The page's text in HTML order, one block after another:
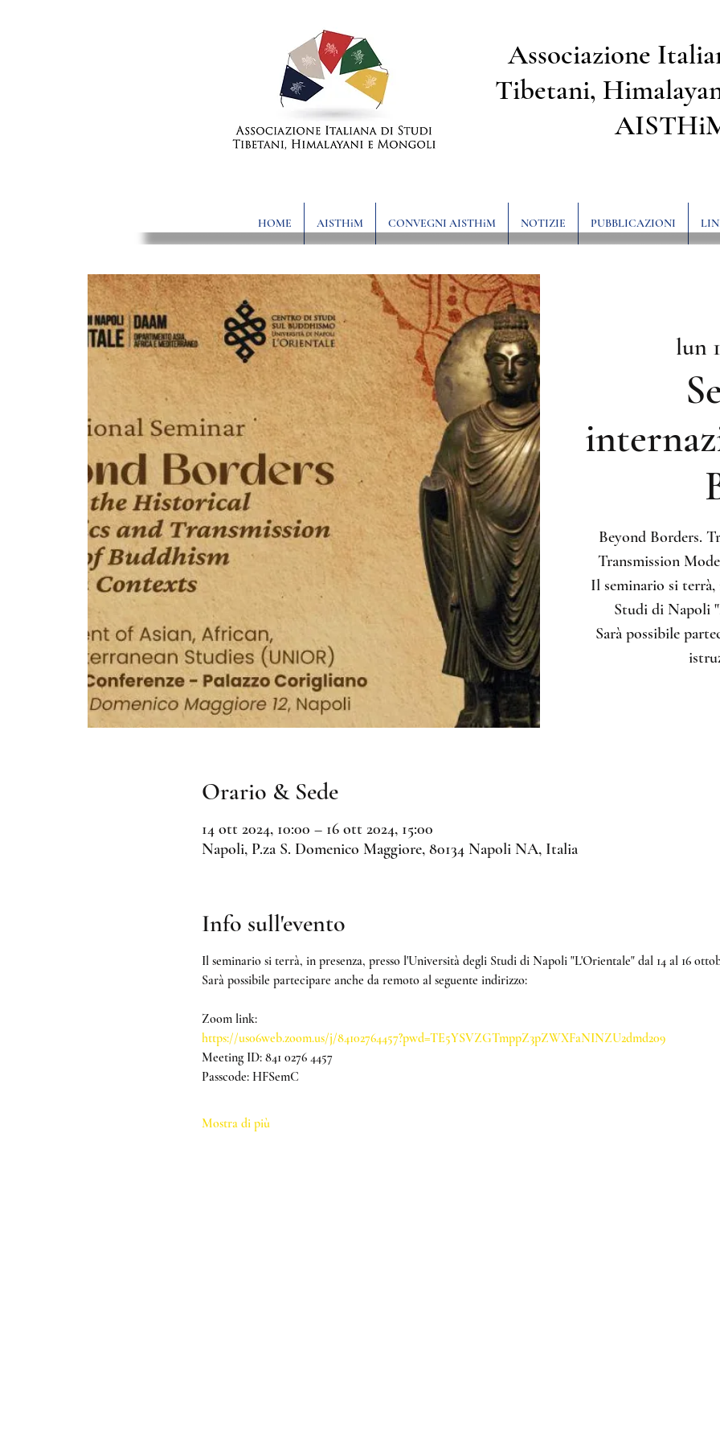
Associazione
Tibetani,
HOME AISTHiM CONVEGNI AISTHiM NOTIZIE PUBBLICAZIONI
lun
Beyond Borders.
Transmission
Il seminario si terrà,
Studi di Napoli
Sarà possibile
Orario & Sede
14 ott 2024, 10:00 – 16 ott 2024, 15:00
Napoli, P.za S. Domenico Maggiore, 80134 Napoli NA, Italia
Info sull'evento
Il seminario si terrà, in presenza, presso l'Università degli Studi di Napoli "L'Orientale" dal 14 al 16
Sarà possibile partecipare anche da remoto al seguente indirizzo:
Zoom link:
https://us06web.zoom.us/j/84102764457?pwd=TE5YSVZGTmppZ3pZWXFaNINZU2dmd209
Meeting ID: 841 0276 4457
Passcode: HFSemC
Mostra di più